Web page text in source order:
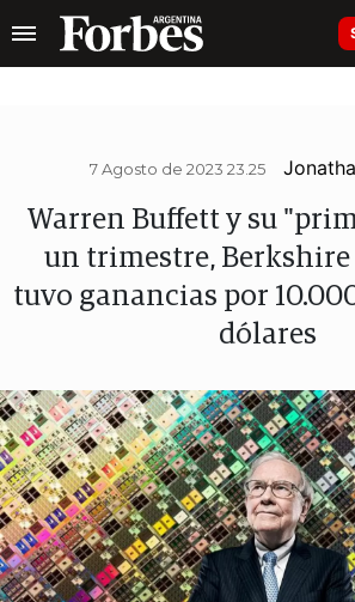
7 Agosto de 2023 23.25
Warren Buffett y su
un trimestre,
tuvo ganancias por
dólares